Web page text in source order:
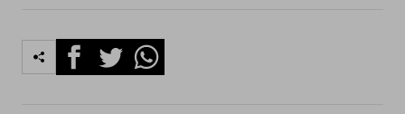
FacebookTwitterWhatsapp